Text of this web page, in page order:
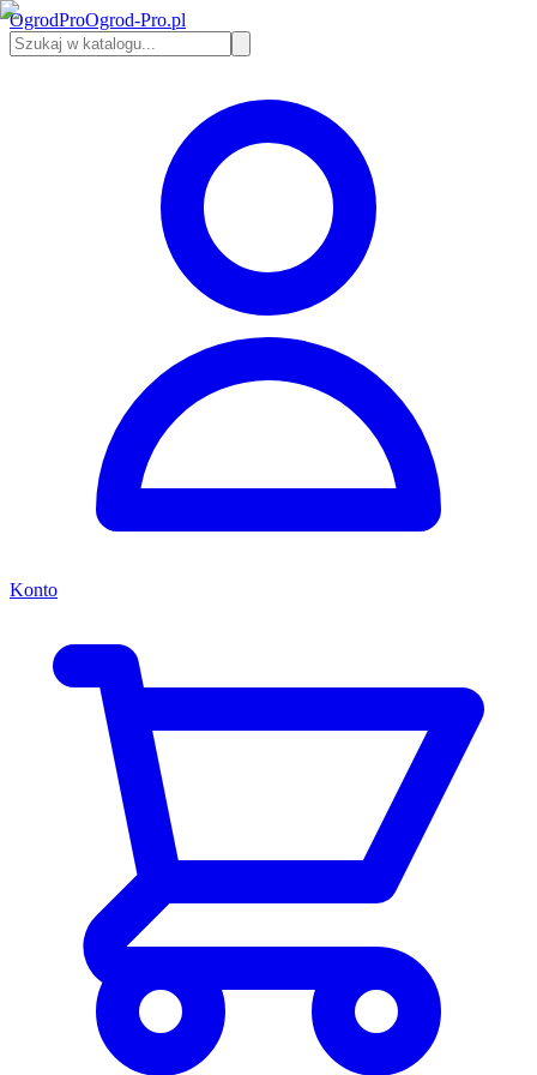
OgrodProOgrod-Pro.pl
Konto